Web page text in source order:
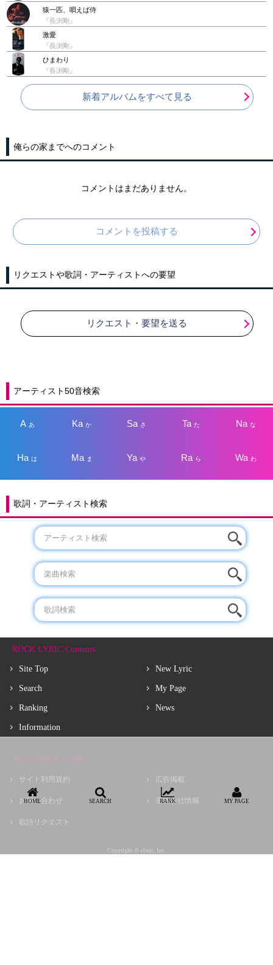
猿一匹、唄えば侍
『長渕剛』
激愛
『長渕剛』
ひまわり
『長渕剛』
新着アルバムをすべて見る
俺らの家までへのコメント
コメントはまだありません。
コメントを投稿する
リクエストや歌詞・アーティストへの要望
リクエスト・要望を送る
アーティスト50音検索
A あ Kaか Sa さ Taた Na な
Haは Ma ま Yaや Ra ら Wa わ
歌詞・アーティスト検索
ROCK LYRIC Contents
Site Top
Search
Ranking
Information
New Lyric
My Page
News
About ROCK LYRIC
サイト利用規約
お問い合わせ
歌詩リクエスト
広告掲載
運営会社情報
Copyright © choir, Inc.
HOME SEARCH RANK MY PAGE